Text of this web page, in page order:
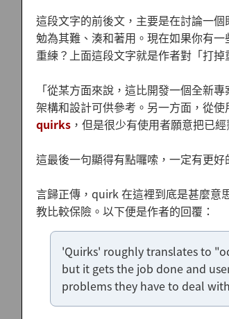
這段文字的前後文，主要是在討論一
勉為其難、湊和著用。現在如果你有
重練？上面這段文字就是作者對「打
「從某方面來說，這比開發一個全新
架構和設計可供參考。另一方面，從
quirks，但是很少有使用者願意把已
這最後一句顯得有點囉嗦，一定有更好
言歸正傳，quirk 在這裡到底是甚麼意
教比較保險。以下便是作者的回覆：
'Quirks' roughly translates to
but it gets the job done and
problems they have to deal